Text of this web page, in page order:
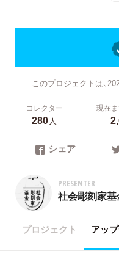
このプロジェクトは、
コレクター
280人
現在
シェア
PRESENTER
社会彫刻家
プロジェクト アッ